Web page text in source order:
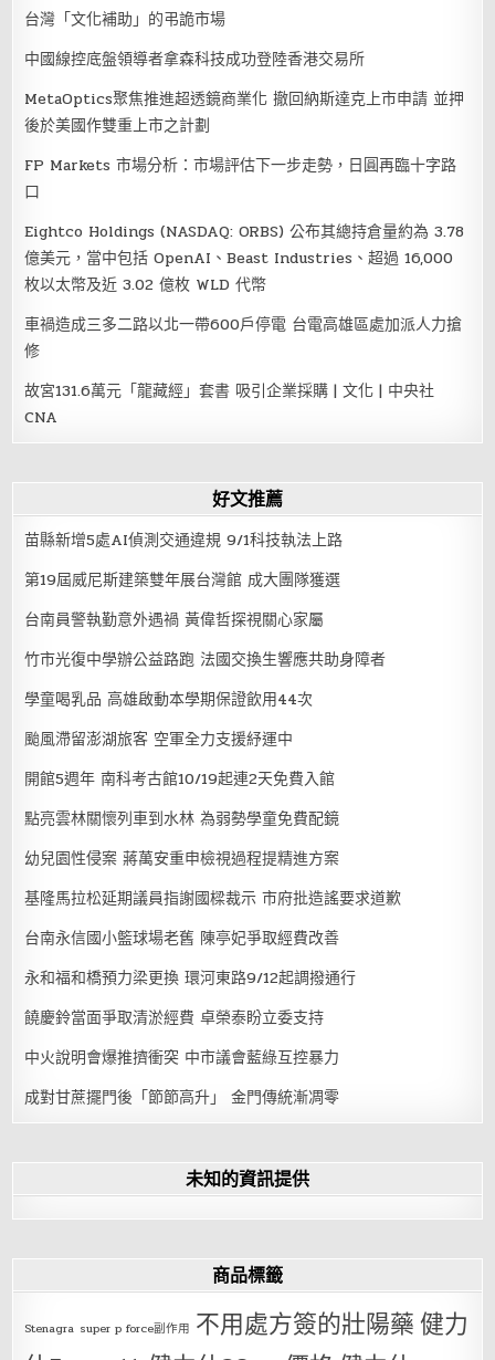
台灣「文化補助」的弔詭市場
中國線控底盤領導者拿森科技成功登陸香港交易所
MetaOptics聚焦推進超透鏡商業化 撤回納斯達克上市申請 並押
後於美國作雙重上市之計劃
FP Markets 市場分析：市場評估下一步走勢，日圓再臨十字路
口
Eightco Holdings (NASDAQ: ORBS) 公布其總持倉量約為 3.78
億美元，當中包括 OpenAI、Beast Industries、超過 16,000
枚以太幣及近 3.02 億枚 WLD 代幣
車禍造成三多二路以北一帶600戶停電 台電高雄區處加派人力搶
修
故宮131.6萬元「龍藏經」套書 吸引企業採購 | 文化 | 中央社
CNA
好文推薦
苗縣新增5處AI偵測交通違規 9/1科技執法上路
第19屆威尼斯建築雙年展台灣館 成大團隊獲選
台南員警執勤意外遇禍 黃偉哲探視關心家屬
竹市光復中學辦公益路跑 法國交換生響應共助身障者
學童喝乳品 高雄啟動本學期保證飲用44次
颱風滯留澎湖旅客 空軍全力支援紓運中
開館5週年 南科考古館10/19起連2天免費入館
點亮雲林關懷列車到水林 為弱勢學童免費配鏡
幼兒園性侵案 蔣萬安重申檢視過程提精進方案
基隆馬拉松延期議員指謝國樑裁示 市府批造謠要求道歉
台南永信國小籃球場老舊 陳亭妃爭取經費改善
永和福和橋預力梁更換 環河東路9/12起調撥通行
饒慶鈴當面爭取清淤經費 卓榮泰盼立委支持
中火說明會爆推擠衝突 中市議會藍綠互控暴力
成對甘蔗擺門後「節節高升」 金門傳統漸凋零
未知的資訊提供
商品標籤
Stenagra super p force副作用 不用處方簽的壯陽藥健力